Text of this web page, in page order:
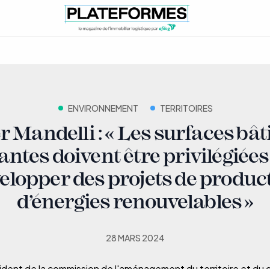
ENVIRONNEMENT TERRITOIRES
Mandelli : « Les surfaces
doivent être
des projets de
d’énergies renouvelables »
28 MARS 2024